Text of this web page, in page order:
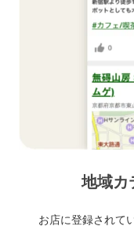
地域カ
お店に登録されて